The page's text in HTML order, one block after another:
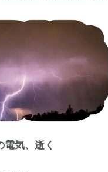
電気、逝く